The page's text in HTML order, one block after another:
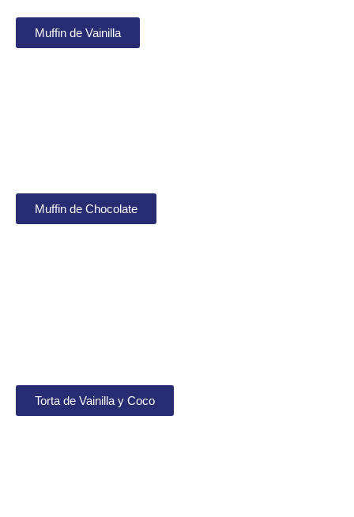
Muffin de Vainilla
Muffin de Chocolate
Torta de Vainilla y Coco